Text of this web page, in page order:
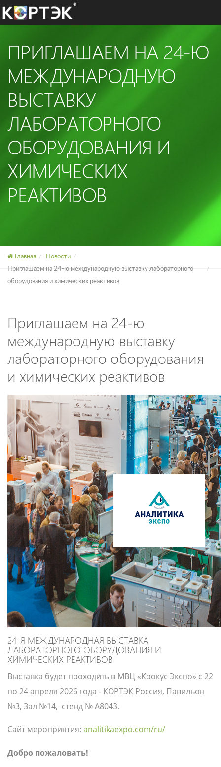
ПРИГЛАШАЕМ НА 24-Ю
МЕЖДУНАРОДНУЮ
ВЫСТАВКУ
ЛАБОРАТОРНОГО
ОБОРУДОВАНИЯ И
ХИМИЧЕСКИХ
РЕАКТИВОВ
Главная
Новости
Приглашаем на 24-ю международную выставку лабораторного
оборудования и химических реактивов
Приглашаем на 24-ю
международную выставку
лабораторного оборудования
и химических реактивов
24-Я МЕЖДУНАРОДНАЯ ВЫСТАВКА
ЛАБОРАТОРНОГО ОБОРУДОВАНИЯ И
ХИМИЧЕСКИХ РЕАКТИВОВ
Выставка будет проходить в МВЦ «Крокус Экспо» с 22
по 24 апреля 2026 года - КОРТЭК Россия, Павильон
№3, Зал №14, стенд № А8043.
Сайт мероприятия: analitikaexpo.com/ru/
Добро пожаловать!